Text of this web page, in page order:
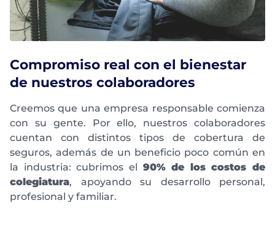
Compromiso real con el bienestar
de nuestros colaboradores
Creemos que una empresa responsable comienza
con su gente. Por ello, nuestros colaboradores
cuentan con distintos tipos de cobertura de
seguros, además de un beneficio poco común en
la industria: cubrimos el 90% de los costos de
colegiatura, apoyando su desarrollo personal,
profesional y familiar.